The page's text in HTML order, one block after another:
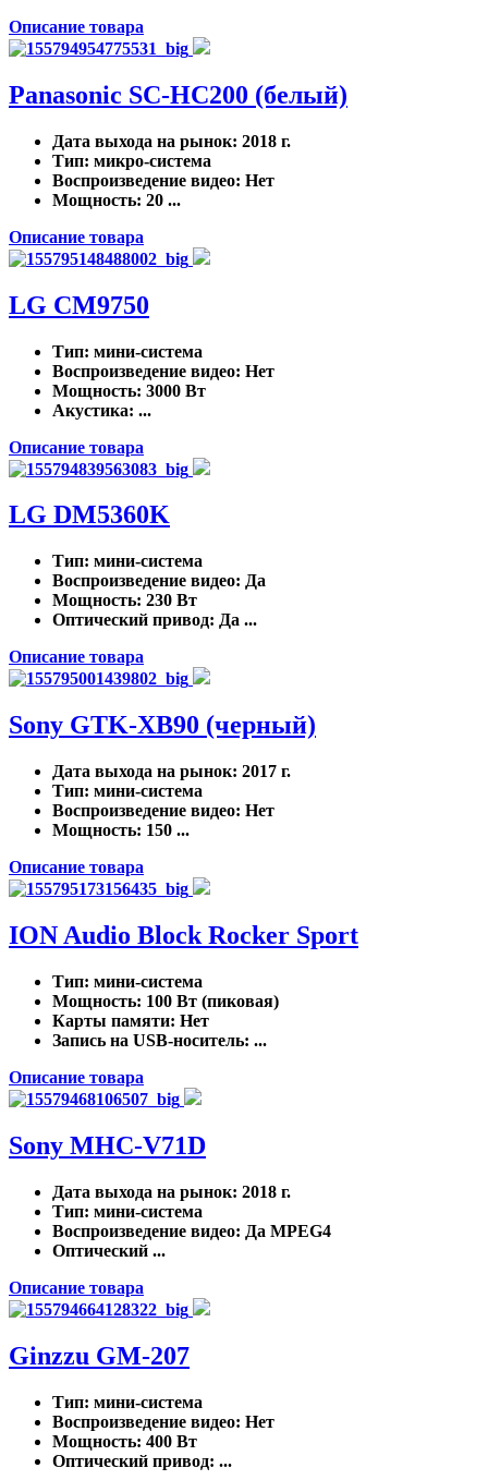
Описание товара
Panasonic SC-HC200 (белый)
Дата выхода на рынок: 2018 г.
Тип: микро-система
Воспроизведение видео: Нет
Мощность: 20 ...
Описание товара
LG CM9750
Тип: мини-система
Воспроизведение видео: Нет
Мощность: 3000 Вт
Акустика: ...
Описание товара
LG DM5360K
Тип: мини-система
Воспроизведение видео: Да
Мощность: 230 Вт
Оптический привод: Да ...
Описание товара
Sony GTK-XB90 (черный)
Дата выхода на рынок: 2017 г.
Тип: мини-система
Воспроизведение видео: Нет
Мощность: 150 ...
Описание товара
ION Audio Block Rocker Sport
Тип: мини-система
Мощность: 100 Вт (пиковая)
Карты памяти: Нет
Запись на USB-носитель: ...
Описание товара
Sony MHC-V71D
Дата выхода на рынок: 2018 г.
Тип: мини-система
Воспроизведение видео: Да MPEG4
Оптический ...
Описание товара
Ginzzu GM-207
Тип: мини-система
Воспроизведение видео: Нет
Мощность: 400 Вт
Оптический привод: ...